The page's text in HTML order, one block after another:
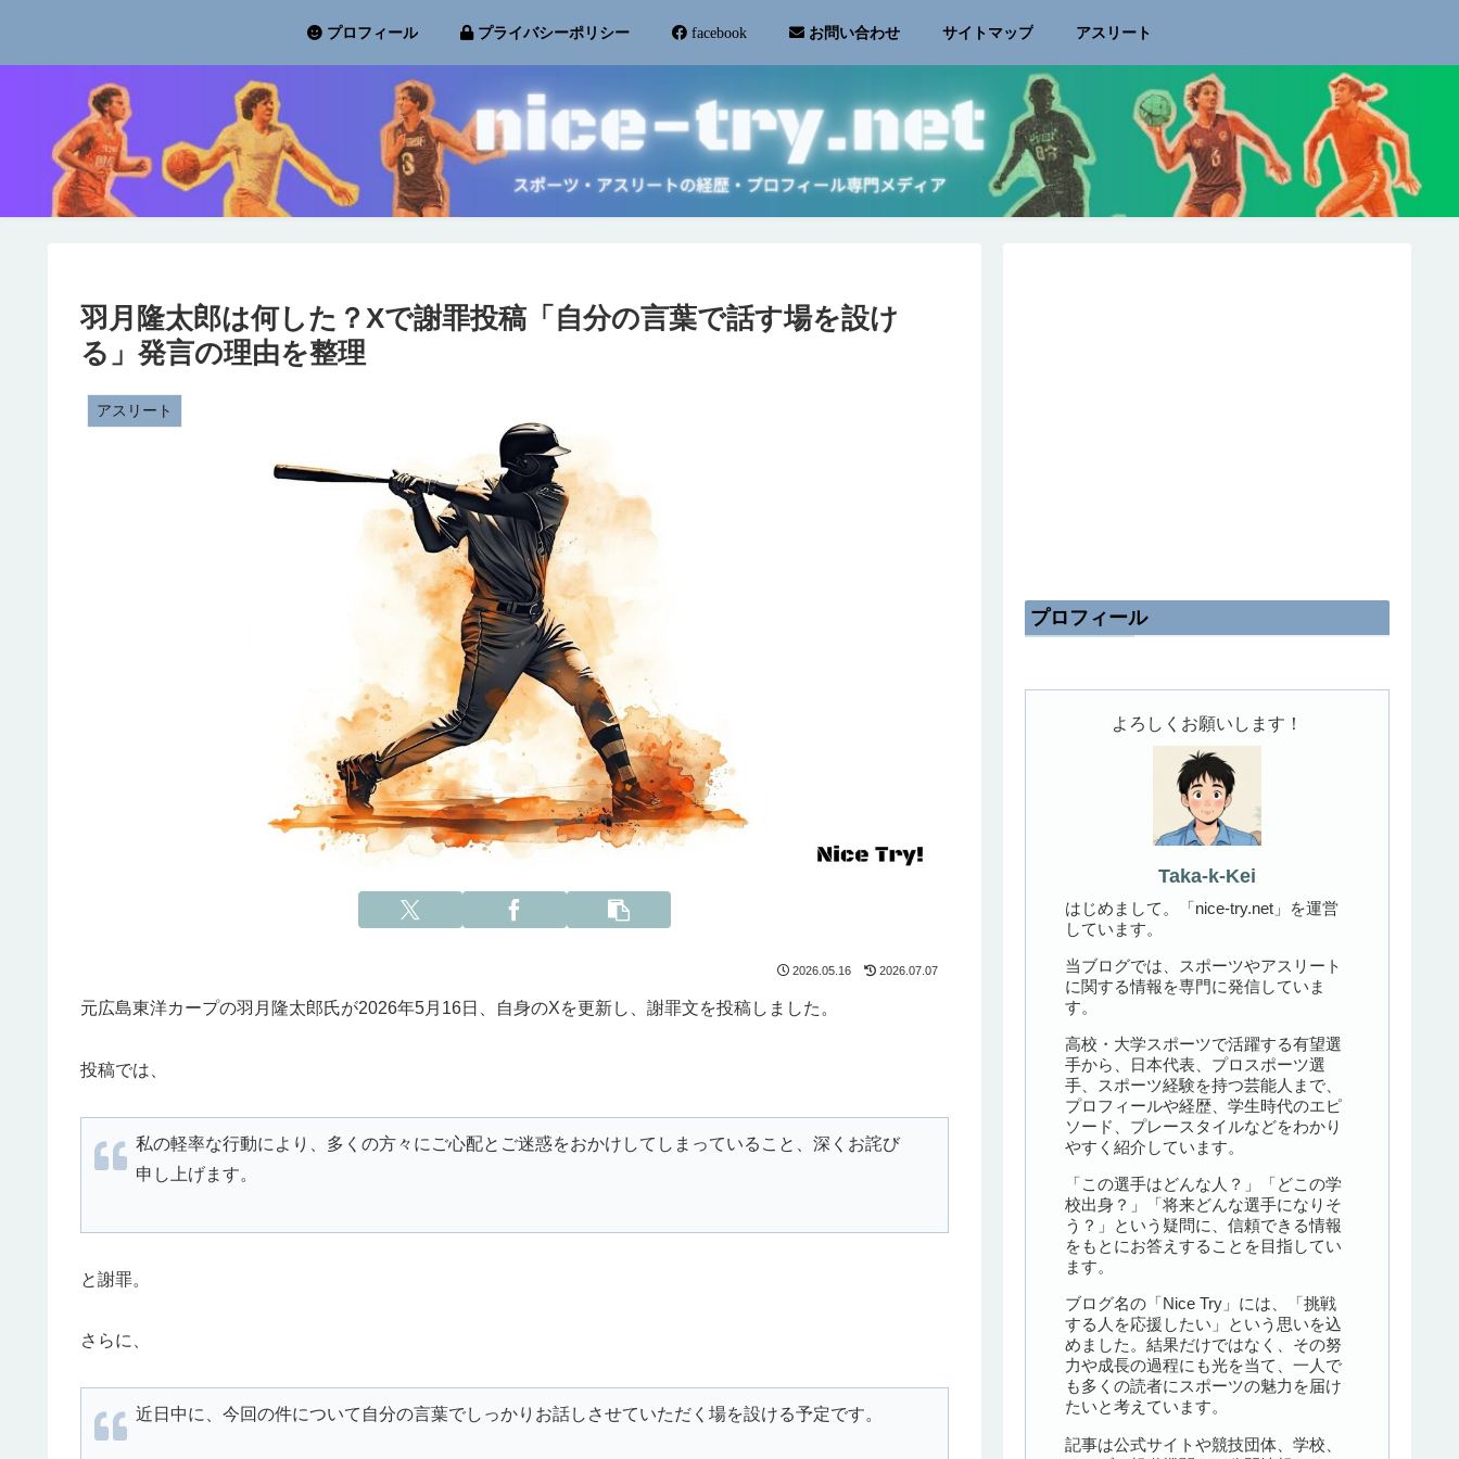
プロフィール プライバシーポリシー facebook お問い合わせ サイトマップ アスリート
羽月隆太郎は何した？Xで謝罪投稿「自分の言葉で話す場を設け
る」発言の理由を整理
アスリート
2026.05.16 2026.07.07
元広島東洋カープの羽月隆太郎氏が2026年5月16日、自身のXを更新し、謝罪文を投稿しました。
投稿では、
私の軽率な行動により、多くの方々にご心配とご迷惑をおかけしてしまっていること、深くお詫び
申し上げます。
と謝罪。
さらに、
近日中に、今回の件について自分の言葉でしっかりお話しさせていただく場を設ける予定です。
プロフィール
よろしくお願いします！
Taka-k-Kei
はじめまして。「nice-try.net」を運営
しています。
当ブログでは、スポーツやアスリート
に関する情報を専門に発信していま
す。
高校・大学スポーツで活躍する有望選
手から、日本代表、プロスポーツ選
手、スポーツ経験を持つ芸能人まで、
プロフィールや経歴、学生時代のエピ
ソード、プレースタイルなどをわかり
やすく紹介しています。
「この選手はどんな人？」「どこの学
校出身？」「将来どんな選手になりそ
う？」という疑問に、信頼できる情報
をもとにお答えすることを目指してい
ます。
ブログ名の「Nice Try」には、「挑戦
する人を応援したい」という思いを込
めました。結果だけではなく、その努
力や成長の過程にも光を当て、一人で
も多くの読者にスポーツの魅力を届け
たいと考えています。
記事は公式サイトや競技団体、学校、